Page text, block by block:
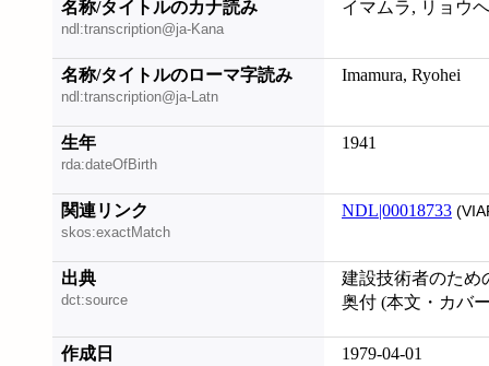
名称/タイトルのカナ読み
ndl:transcription@ja-Kana
イマムラ, リョウ
名称/タイトルのローマ字読み
ndl:transcription@ja-Latn
Imamura, Ryohei
生年
rda:dateOfBirth
1941
関連リンク
skos:exactMatch
NDL|00018733
出典
dct:source
建設技術者のため
奥付 (本文・カバ
作成日 1979-04-01